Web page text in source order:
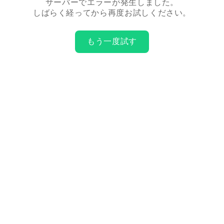
サーバーでエラーが発生しました。
しばらく経ってから再度お試しください。
もう一度試す